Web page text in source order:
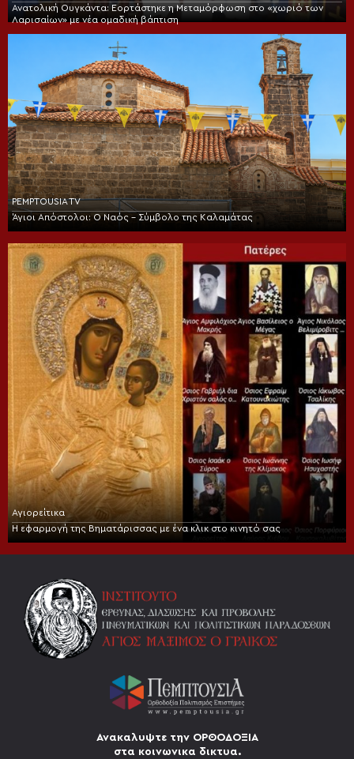
Ανατολική Ουγκάντα: Εορτάστηκε η Μεταμόρφωση στο «χωριό των
Λαρισαίων» με νέα ομαδική βάπτιση
PEMPTOUSIA TV
Άγιοι Απόστολοι: Ο Ναός – Σύμβολο της Καλαμάτας
Αγιορείτικα
Η εφαρμογή της Βηματάρισσας με ένα κλικ στο κινητό σας
Ανακαλυψτε την ΟΡΘΟΔΟΞΙΑ
στα κοινωνικα δικτυα.